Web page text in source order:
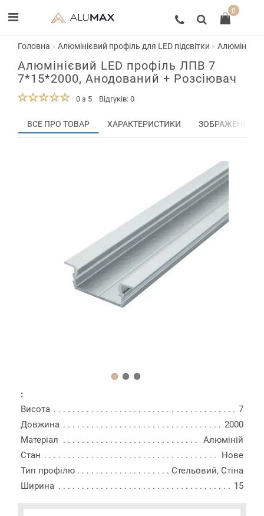
0
Головна Алюмінієвий профіль для LED підсвітки
Алюмінієвий LED профіль ЛПВ 7
7*15*2000, Анодований + Розсіювач
0 з 5 Відгуків: 0
ВСЕ ПРО ТОВАР ХАРАКТЕРИСТИКИ ЗОБРАЖЕННЯ
:
Висота
7
Довжина
2000
Матеріал
Алюміній
Стан
Нове
Тип профілю
Стельовий, Стіна
Ширина
15